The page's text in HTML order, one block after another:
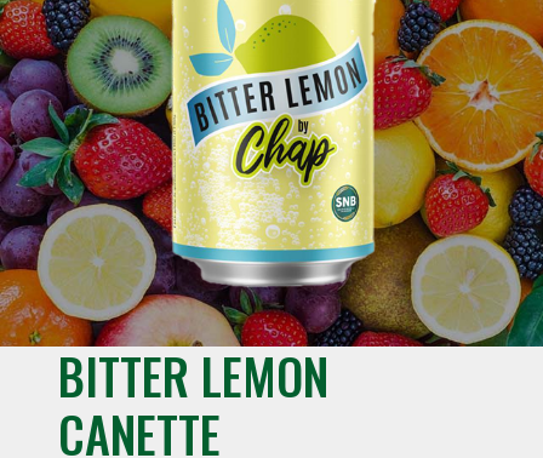
BITTER LEMON
CANETTE